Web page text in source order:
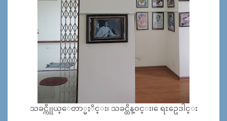
သခင္ကိုုယ္ေတာ္မႈိင္း၊ သခင္ထိန္၀င္း၊ ေရႊဥေဒါင္း